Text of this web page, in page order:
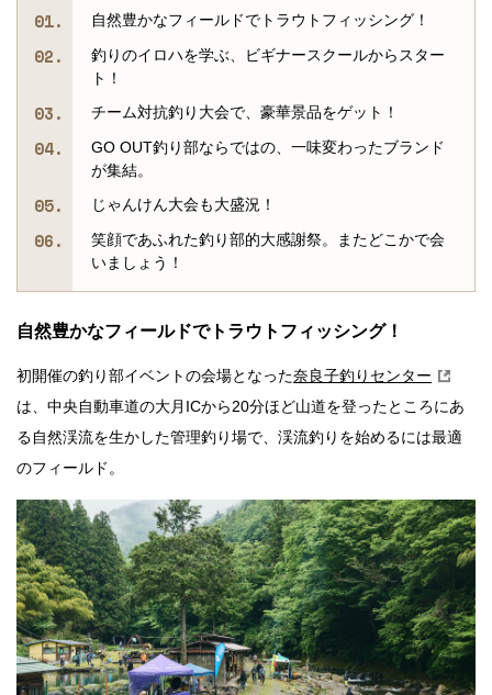
自然豊かなフィールドでトラウトフィッシング！
釣りのイロハを学ぶ、ビギナースクールからスター
ト！
チーム対抗釣り大会で、豪華景品をゲット！
GO OUT釣り部ならではの、一味変わったブランド
が集結。
じゃんけん大会も大盛況！
笑顔であふれた釣り部的大感謝祭。またどこかで会
いましょう！
自然豊かなフィールドでトラウトフィッシング！
初開催の釣り部イベントの会場となった奈良子釣りセンター
は、中央自動車道の大月ICから20分ほど山道を登ったところにあ
る自然渓流を生かした管理釣り場で、渓流釣りを始めるには最適
のフィールド。